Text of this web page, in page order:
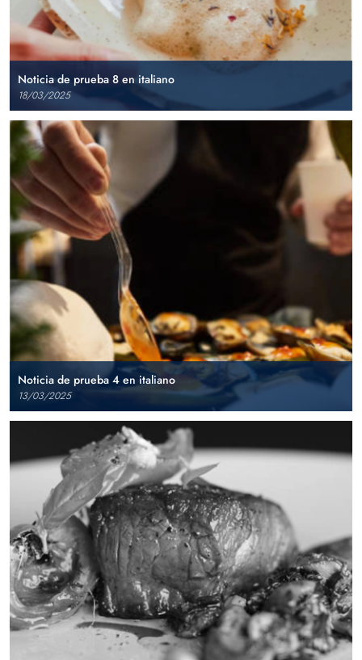
Noticia de prueba 8 en italiano
18/03/2025
Noticia de prueba 4 en italiano
13/03/2025